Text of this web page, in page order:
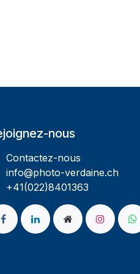
nous
Contactez-nous
info@photo-verdaine.ch​
​​+41(022)8401363